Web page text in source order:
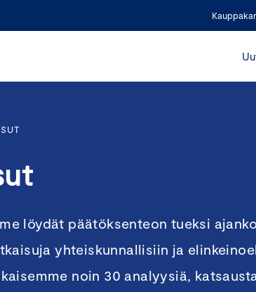
löydät päätöksenteon tueksi
yhteiskunnallisiin ja
noin 30 analyysiä,